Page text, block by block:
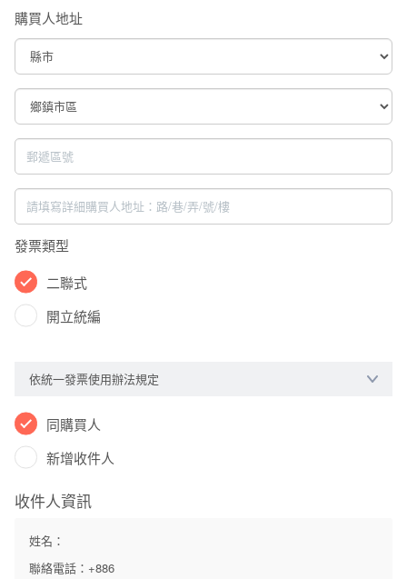
購買人地址
發票類型
二聯式
開立統編
依統一發票使用辦法規定
同購買人
新增收件人
收件人資訊
姓名：
聯絡電話：+886